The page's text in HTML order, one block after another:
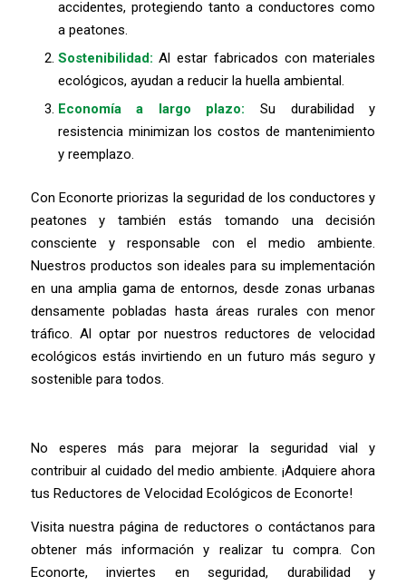
accidentes, protegiendo tanto a conductores como
a peatones.
Sostenibilidad: Al estar fabricados con materiales
ecológicos, ayudan a reducir la huella ambiental.
Economía a largo plazo:Su durabilidad y
resistencia minimizan los costos de mantenimiento
y reemplazo.
Con Econorte priorizas la seguridad de los conductores y
peatones y también estás tomando una decisión
consciente y responsable con el medio ambiente.
Nuestros productos son ideales para su implementación
en una amplia gama de entornos, desde zonas urbanas
densamente pobladas hasta áreas rurales con menor
tráfico. Al optar por nuestros reductores de velocidad
ecológicos estás invirtiendo en un futuro más seguro y
sostenible para todos.
No esperes más para mejorar la seguridad vial y
contribuir al cuidado del medio ambiente. ¡Adquiere ahora
tus Reductores de Velocidad Ecológicos de Econorte!
Visita nuestra página de reductores o contáctanos para
obtener más información y realizar tu compra. Con
Econorte, inviertes en seguridad, durabilidad y